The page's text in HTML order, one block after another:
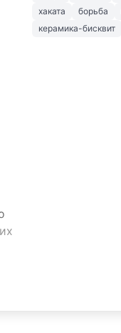
хаката
борьба
керамика-бисквит